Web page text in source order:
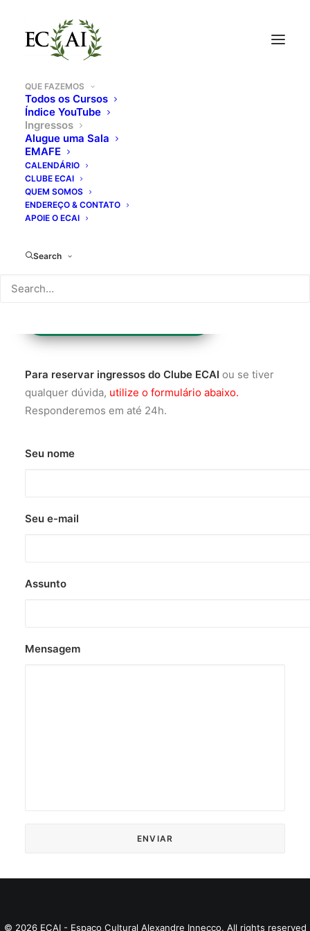
QUE FAZEMOS
Todos os Cursos
Índice YouTube
Ingressos
Alugue uma Sala
EMAFE
CALENDÁRIO
CLUBE ECAI
QUEM SOMOS
ENDEREÇO & CONTATO
APOIE O ECAI
Search
INGRESSOS
SÓCIOS DO CLUBE ECAI
Envie uma mensagem via email ou no formulário
desta página, e nós reservaremos seu ingresso.
bilheteria do ECAI.
Para reservar ingressos do Clube ECAI ou se tiver
qualquer dúvida, utilize o formulário abaixo.
Responderemos em até 24h.
Seu nome
Seu e-mail
Assunto
Mensagem
© 2026 ECAI - Espaço Cultural Alexandre Innecco. All rights reserved